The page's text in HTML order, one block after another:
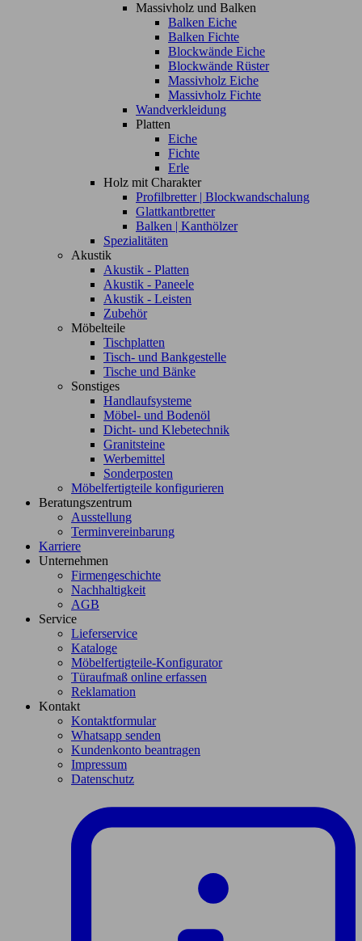
Massivholz und Balken
Balken Eiche
Balken Fichte
Blockwände Eiche
Blockwände Rüster
Massivholz Eiche
Massivholz Fichte
Wandverkleidung
Platten
Eiche
Fichte
Erle
Holz mit Charakter
Profilbretter | Blockwandschalung
Glattkantbretter
Balken | Kanthölzer
Spezialitäten
Akustik
Akustik - Platten
Akustik - Paneele
Akustik - Leisten
Zubehör
Möbelteile
Tischplatten
Tisch- und Bankgestelle
Tische und Bänke
Sonstiges
Handlaufsysteme
Möbel- und Bodenöl
Dicht- und Klebetechnik
Granitsteine
Werbemittel
Sonderposten
Möbelfertigteile konfigurieren
Beratungszentrum
Ausstellung
Terminvereinbarung
Karriere
Unternehmen
Firmengeschichte
Nachhaltigkeit
AGB
Service
Lieferservice
Kataloge
Möbelfertigteile-Konfigurator
Türaufmaß online erfassen
Reklamation
Kontakt
Kontaktformular
Whatsapp senden
Kundenkonto beantragen
Impressum
Datenschutz